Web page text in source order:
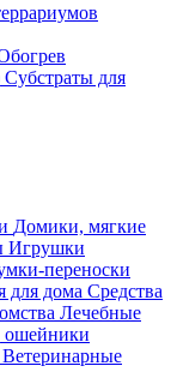
Субстраты для
Домики, мягкие
Игрушки
переноски
для дома Средства
Лечебные
Ветеринарные